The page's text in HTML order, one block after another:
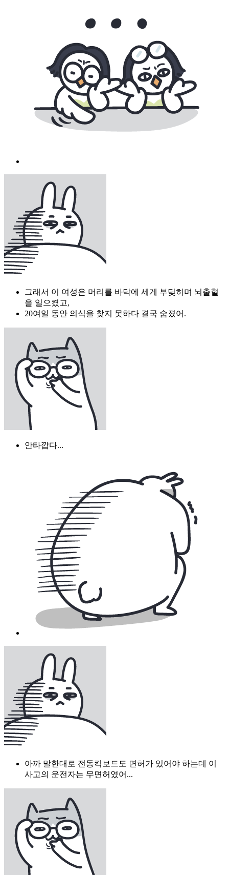
그래서 이 여성은 머리를 바닥에 세게 부딪히며 뇌출혈
을 일으켰고,
20여일 동안 의식을 찾지 못하다 결국 숨졌어.
안타깝다...
아까 말한대로 전동킥보드도 면허가 있어야 하는데 이
사고의 운전자는 무면허였어...